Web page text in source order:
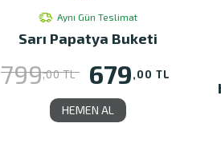
Aynı Gün Teslimat
Sarı Papatya Buketi
799,00 TL 679,00 TL
HEMEN AL